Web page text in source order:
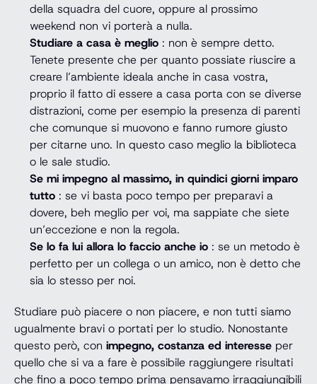
della squadra del cuore, oppure al prossimo
weekend non vi porterà a nulla.
Studiare a casa è meglio : non è sempre detto.
Tenete presente che per quanto possiate riuscire a
creare l’ambiente ideala anche in casa vostra,
proprio il fatto di essere a casa porta con se diverse
distrazioni, come per esempio la presenza di parenti
che comunque si muovono e fanno rumore giusto
per citarne uno. In questo caso meglio la biblioteca
o le sale studio.
Se mi impegno al massimo, in quindici giorni imparo
tutto : se vi basta poco tempo per preparavi a
dovere, beh meglio per voi, ma sappiate che siete
un’eccezione e non la regola.
Se lo fa lui allora lo faccio anche io : se un metodo è
perfetto per un collega o un amico, non è detto che
sia lo stesso per noi.
Studiare può piacere o non piacere, e non tutti siamo
ugualmente bravi o portati per lo studio. Nonostante
questo però, con impegno, costanza ed interesse per
quello che si va a fare è possibile raggiungere risultati
che fino a poco tempo prima pensavamo irraggiungibili